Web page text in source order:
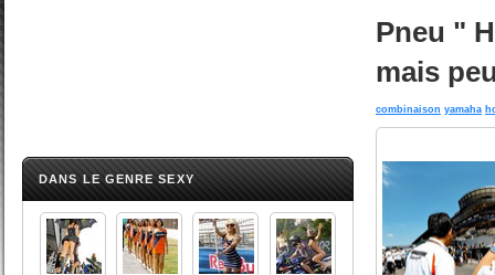
DANS LE GENRE SEXY
Pneu "
mais
combinaison yamaha